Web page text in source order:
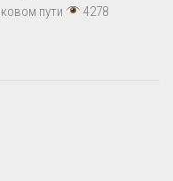
пути
4278